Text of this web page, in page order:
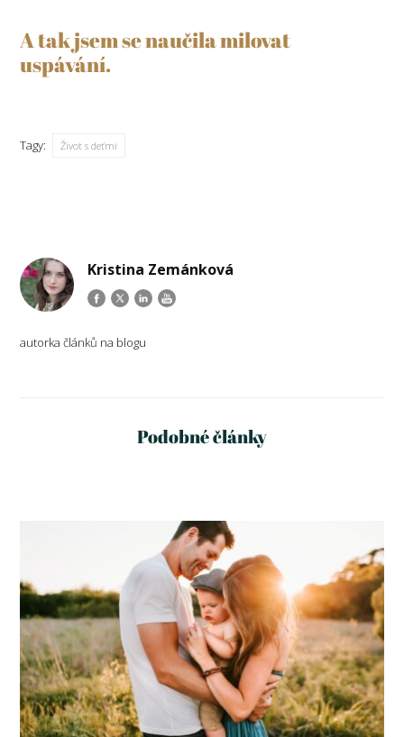
A tak jsem se naučila milovat
uspávání.
Tagy: Život s deťmi
Kristina Zemánková
autorka článků na blogu
Podobné články